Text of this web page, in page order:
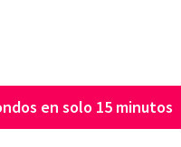
en solo 15 minutos